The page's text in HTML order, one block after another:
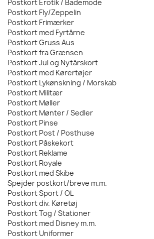
Postkort Erotik / Bademode
Postkort Fly/Zeppelin
Postkort Frimærker
Postkort med Fyrtårne
Postkort Gruss Aus
Postkort fra Grænsen
Postkort Jul og Nytårskort
Postkort med Kørertøjer
Postkort Lykønskning / Morskab
Postkort Militær
Postkort Møller
Postkort Mønter / Sedler
Postkort Pinse
Postkort Post / Posthuse
Postkort Påskekort
Postkort Reklame
Postkort Royale
Postkort med Skibe
Spejder postkort/breve m.m.
Postkort Sport / OL
Postkort div. Køretøj
Postkort Tog / Stationer
Postkort med Disney m.m.
Postkort Uniformer